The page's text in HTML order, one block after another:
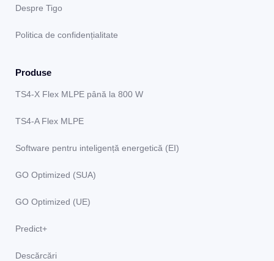
Despre Tigo
Politica de confidențialitate
Produse
TS4-X Flex MLPE până la 800 W
TS4-A Flex MLPE
Software pentru inteligență energetică (EI)
GO Optimized (SUA)
GO Optimized (UE)
Predict+
Descărcări